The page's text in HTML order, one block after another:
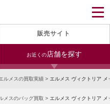
販売サイト
お近くの店舗を探す
応時間10:00～19:00）
店 新宿東口店
ルメスの買取実績 > エルメス ヴィクトリア
メスのバッグ買取 > エルメス ヴィクトリア